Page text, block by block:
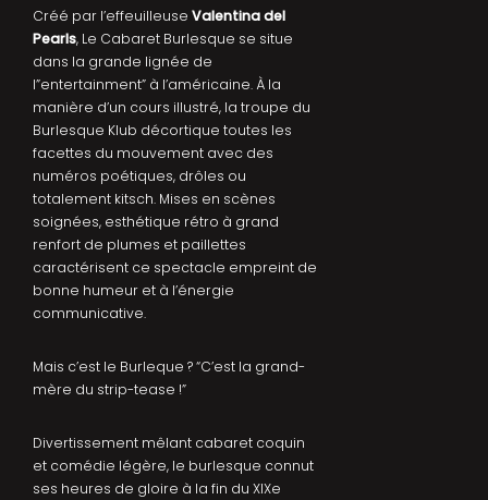
Créé par l’effeuilleuse Valentina del
Pearls, Le Cabaret Burlesque se situe
dans la grande lignée de
l”entertainment” à l’américaine. À la
manière d’un cours illustré, la troupe du
Burlesque Klub décortique toutes les
facettes du mouvement avec des
numéros poétiques, drôles ou
totalement kitsch. Mises en scènes
soignées, esthétique rétro à grand
renfort de plumes et paillettes
caractérisent ce spectacle empreint de
bonne humeur et à l’énergie
communicative.
Mais c’est le Burleque ? “C’est la grand-
mère du strip-tease !”
Divertissement mêlant cabaret coquin
et comédie légère, le burlesque connut
ses heures de gloire à la fin du XIXe